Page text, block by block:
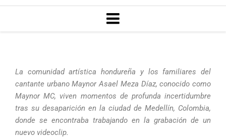
MENU
La comunidad artística hondureña y los familiares del
cantante urbano Maynor Asael Meza Díaz, conocido como
Maynor MC, viven momentos de profunda incertidumbre
tras su desaparición en la ciudad de Medellín, Colombia,
donde se encontraba trabajando en la grabación de un
nuevo videoclip.